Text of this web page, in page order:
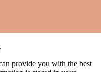
provide you with the best